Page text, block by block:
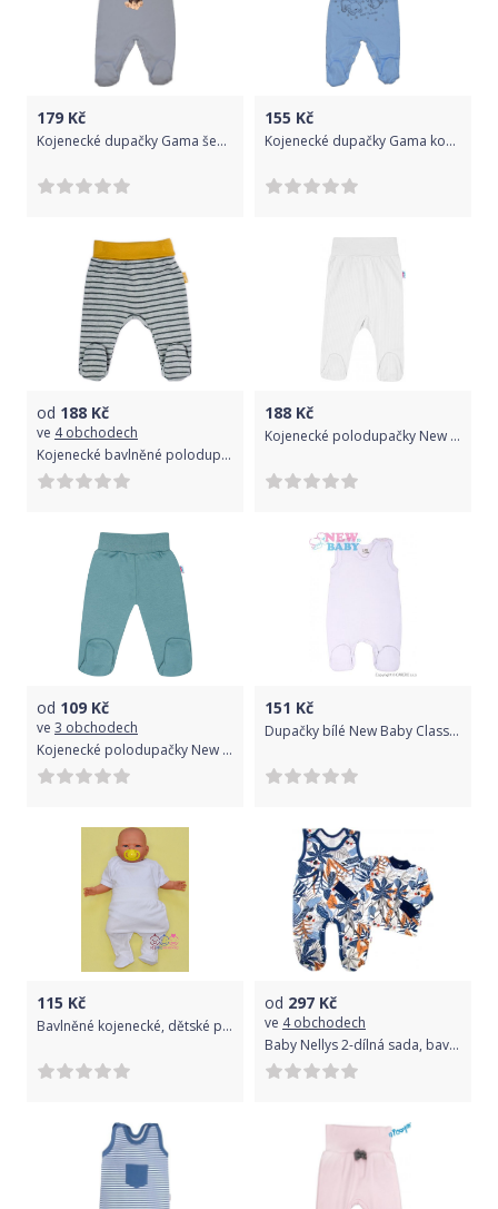
179 Kč
Kojenecké dupačky Gama šedé s udivenou opičkou velikost 56
155 Kč
Kojenecké dupačky Gama kočička s pejskem modré velikost 62
od 188 Kč
ve 4 obchodech
Kojenecké bavlněné polodupačky Nicol Prince Lion 80 (9-12m)
188 Kč
Kojenecké polodupačky New Baby Stripes bílé, Bílá, 74 (6-9m)
od 109 Kč
ve 3 obchodech
Kojenecké polodupačky New Baby Classic II blankytně modré 74 (6-9m)
151 Kč
Dupačky bílé New Baby Classic, Bílá, 50
115 Kč
Bavlněné kojenecké, dětské polodupačky bílé, velikost 86
od 297 Kč
ve 4 obchodech
Baby Nellys 2-dílná sada, bavlněné dupačky s košilkou Jungle